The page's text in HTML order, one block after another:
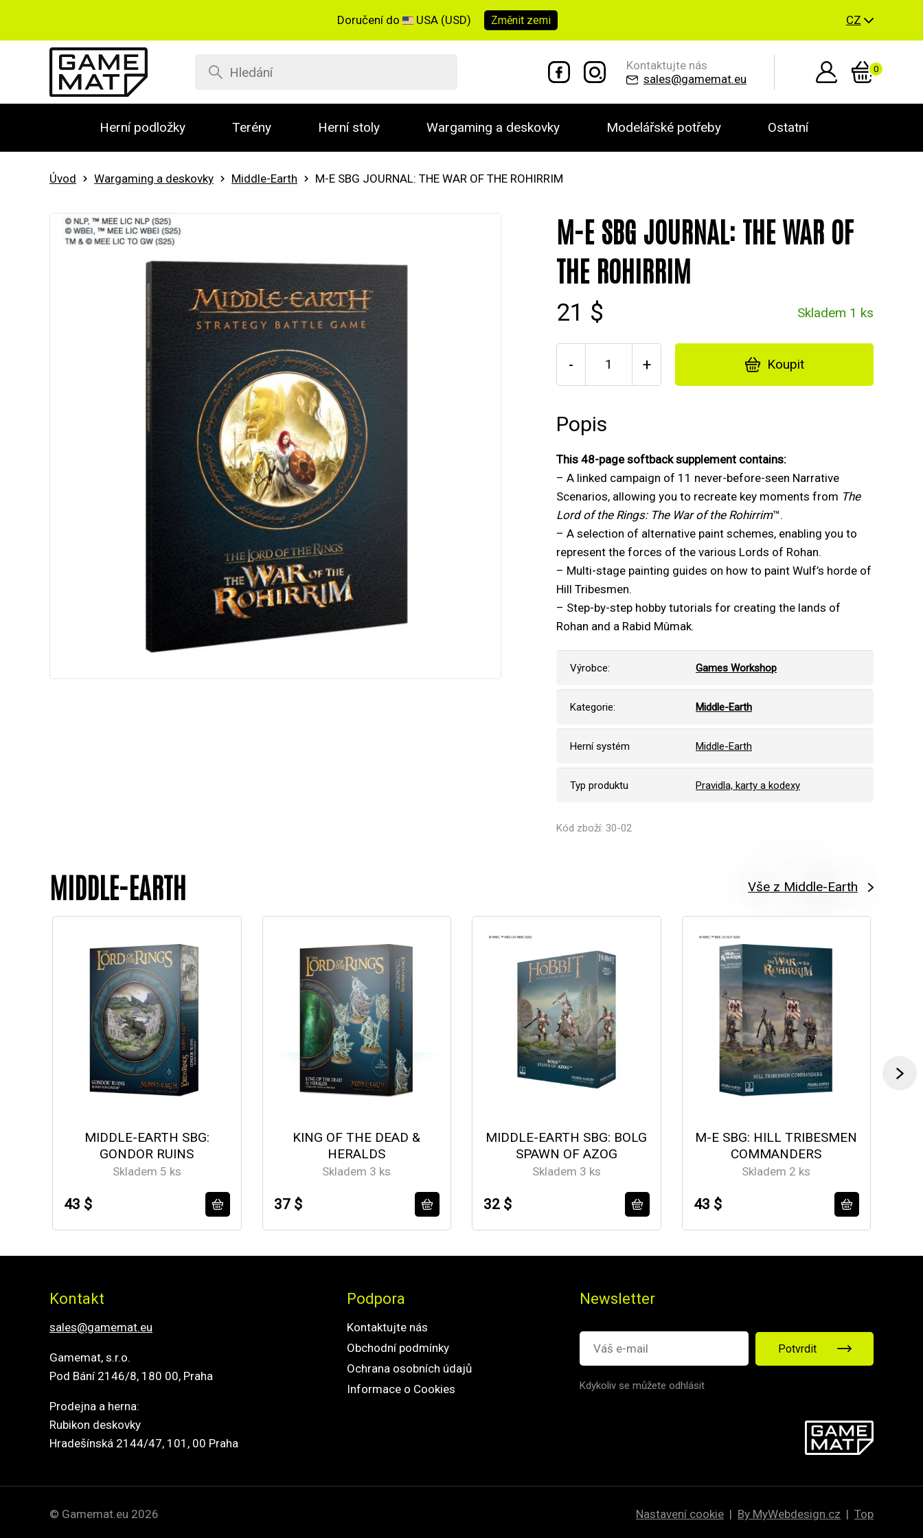
Doručení do USA (USD) Změnit zemi CZ
Kontaktujte nás
sales@gamemat.eu
0
Herní podložky Terény Herní stoly Wargaming a deskovky Modelářské potřeby Ostatní
Úvod Wargaming a deskovky Middle-Earth M-E SBG JOURNAL: THE WAR OF THE ROHIRRIM
M-E SBG JOURNAL: THE WAR OF
THE ROHIRRIM
21 $ Skladem 1 ks
- + Koupit
Popis
This 48-page softback supplement contains:
– A linked campaign of 11 never-before-seen Narrative
Scenarios, allowing you to recreate key moments from The
Lord of the Rings: The War of the Rohirrim™.
– A selection of alternative paint schemes, enabling you to
represent the forces of the various Lords of Rohan.
– Multi-stage painting guides on how to paint Wulf’s horde of
Hill Tribesmen.
– Step-by-step hobby tutorials for creating the lands of
Rohan and a Rabid Mûmak.
Výrobce: Games Workshop
Kategorie: Middle-Earth
Herní systém Middle-Earth
Typ produktu Pravidla, karty a kodexy
Kód zboží: 30-02
MIDDLE-EARTH Vše z Middle-Earth
MIDDLE-EARTH SBG:
GONDOR RUINS
Skladem 5 ks
43 $
KING OF THE DEAD &
HERALDS
Skladem 3 ks
37 $
MIDDLE-EARTH SBG: BOLG
SPAWN OF AZOG
Skladem 3 ks
32 $
M-E SBG: HILL TRIBESMEN
COMMANDERS
Skladem 2 ks
43 $
Kontakt
sales@gamemat.eu
Gamemat, s.r.o.
Pod Bání 2146/8, 180 00, Praha
Prodejna a herna:
Rubikon deskovky
Hradešínská 2144/47, 101, 00 Praha
Podpora
Kontaktujte nás
Obchodní podmínky
Ochrana osobních údajů
Informace o Cookies
Newsletter
Potvrdit
Kdykoliv se můžete odhlásit
© Gamemat.eu 2026 Nastavení cookie | By MyWebdesign.cz | Top